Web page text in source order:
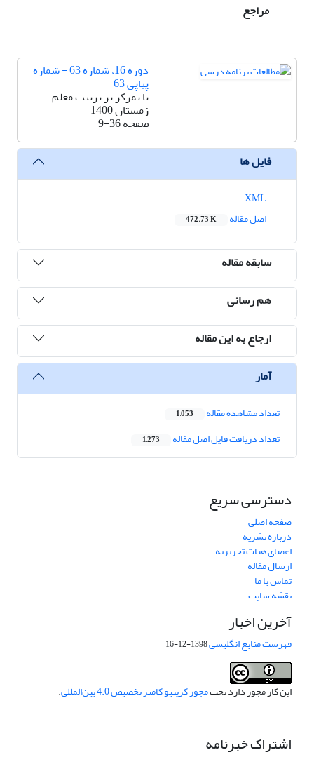
مراجع
دوره 16، شماره 63 - شماره
پیاپی 63
با تمرکز بر تربیت معلم
زمستان 1400
صفحه9-36
فایل ها
اصل مقاله
472.73 K
سابقه مقاله
هم رسانی
ارجاع به این مقاله
آمار
تعداد مشاهده مقاله 1,053
تعداد دریافت فایل اصل مقاله 1,273
دسترسی سریع
صفحه اصلی
درباره نشریه
اعضای هیات تحریریه
ارسال مقاله
تماس با ما
نقشه سایت
آخرین اخبار
فهرست منابع انگلیسی1398-12-16
این کار مجوز دارد تحتمجوز کریتیو کامنز تخصیص 4.0 بین‌المللی .
اشتراک خبرنامه